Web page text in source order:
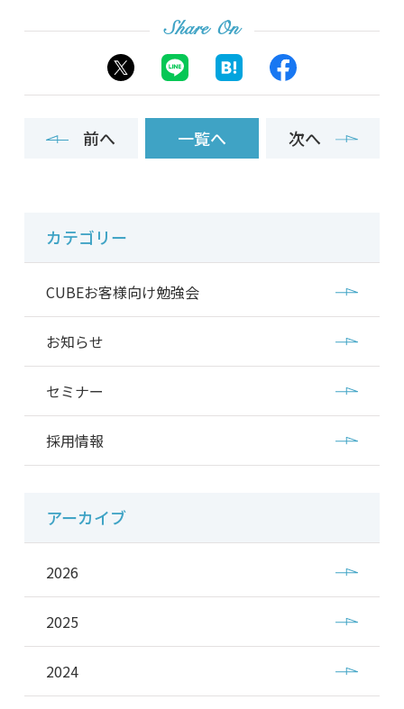
Share On
前へ 一覧へ 次へ
カテゴリー
CUBEお客様向け勉強会
お知らせ
セミナー
採用情報
アーカイブ
2026
2025
2024